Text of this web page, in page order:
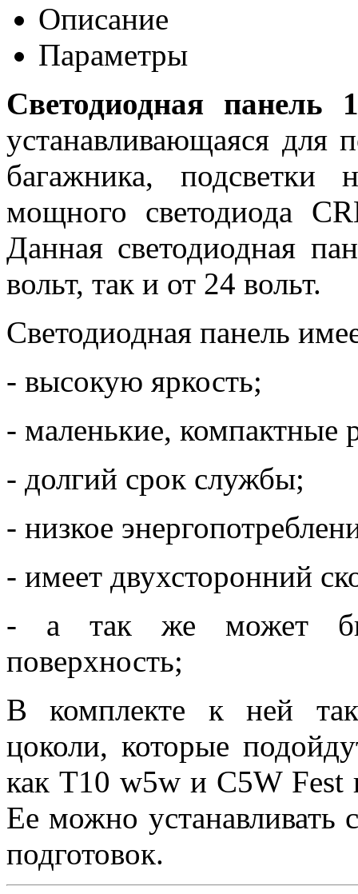
Описание
Параметры
Светодиодная
устанавливающаяся для
багажника,
мощного светодиода
Данная светодиодная
вольт, так и от 24 вольт.
Светодиодная панель
- высокую яркость;
- маленькие, компактные
- долгий срок службы;
- низкое
- имеет двухсторонний
- а так же может
поверхность;
В комплекте к ней
цоколи, которые
как Т10 w5w и С5W
Ее можно устанавливать
подготовок.